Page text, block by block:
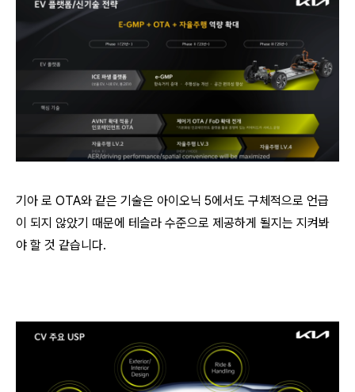
기아 로 OTA와 같은 기술은 아이오닉 5에서도 구체적으로 언급
이 되지 않았기 때문에 테슬라 수준으로 제공하게 될지는 지켜봐
야 할 것 같습니다.